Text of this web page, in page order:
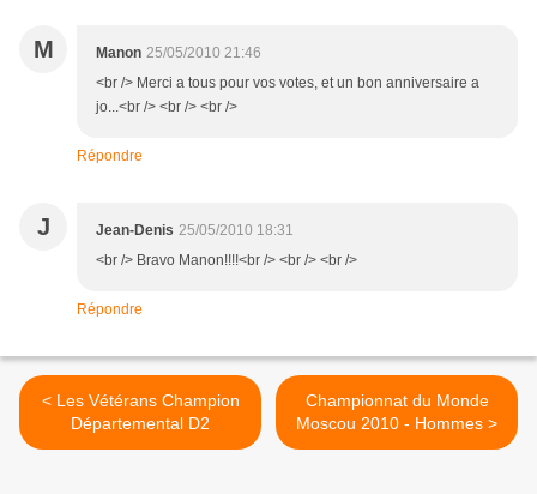
M Manon 25/05/2010 21:46
<br /> Merci a tous pour vos votes, et un bon anniversaire a
jo...<br /> <br /> <br />
Répondre
J Jean-Denis 25/05/2010 18:31
<br /> Bravo Manon!!!!<br /> <br /> <br />
Répondre
< Les Vétérans Champion
Départemental D2
Championnat du Monde
Moscou 2010 - Hommes >